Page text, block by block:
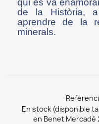
de la Història,
aprendre de la
minerals.
En stock (disponible
en Benet Mercadé